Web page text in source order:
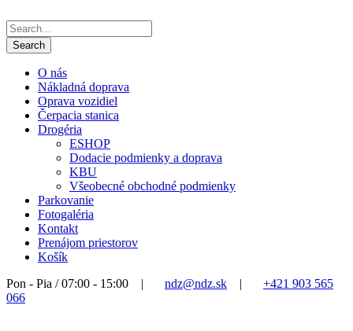
O nás
Nákladná doprava
Oprava vozidiel
Čerpacia stanica
Drogéria
ESHOP
Dodacie podmienky a doprava
KBU
Všeobecné obchodné podmienky
Parkovanie
Fotogaléria
Kontakt
Prenájom priestorov
Košík
Pon - Pia / 07:00 - 15:00
| ndz@ndz.sk |
+421 903 565
066